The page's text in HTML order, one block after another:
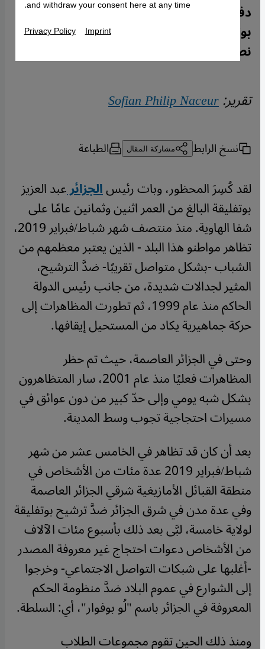
دفاعية غير عنيفة، بدا معها أن نهاية حكم
بوتفليقة باتت مسألة وقت. سفيان فيليب
نصر والأجواء من الجزائر لموقع قنطرة.
تقرير:Sofian Philip Naceur
نسخ الرابط مشاركة المقال الطباعة
لقد كُسِرَ المحظور، وبات رئيسالجزائرعبد العزيز
بوتفليقة البالغ من العمر اثنين وثمانين عامًا على
شفا الهاوية. منذ منتصف شهر شباط/فبراير 2019،
تظاهر مواطنو هذا البلد - الذين يعتبر معظمهم من
الشباب -بشكل متواصل تقريبًا- ضدَّ الترشيح،
المثير لجدالات شديدة، من جانب رئيس الدولة
الحاكم منذ عام 1999، ثم تطورت المظاهرات إلى
حركة جماهيرية يكاد من المستحيل إيقافها.
وحتى في الجزائر العاصمة، حيث تم حظر
المظاهرات فعليًا منذ عام 2001، سار المتظاهرون
بشكل شبه يومي وإلى حدّ كبير من دون عوائق في
مسيرات احتجاجية تجوب وسط المدينة.
بعد أن كان قد تظاهر في الخامس عشر من شهر
شباط/فبراير 2019 عدة مئات من الأشخاص في
منطقة القبائل الأمازيغية شرقي الجزائر العاصمة
وفي عدة مدن في شرق الجزائر ضدَّ ترشيح بوتفليقة
لولاية خامسة، لبَّى بعد ذلك بأسبوع مئات الآلاف
من الأشخاص دعوات احتجاج غير معروفة المصدر
-أغلبها على شبكات التواصل الاجتماعي- وخرجوا
إلى الشوارع في عموم البلاد ضدَّ منظومة الحكم
المعروفة في الجزائر باسم "لُو بوفوار"، أي: السلطة.
ومنذ ذلك الحين تقوم مجموعات الطلاب
and withdraw your consent here at any time.
Privacy Policy Imprint